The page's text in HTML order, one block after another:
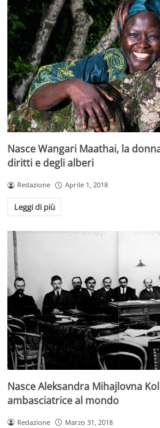
Nasce Wangari Maathai, la
diritti e degli alberi
Redazione Aprile 1, 2018
Leggi di più
Nasce Aleksandra Mihajlovna
ambasciatrice al mondo
Redazione Marzo 31, 2018